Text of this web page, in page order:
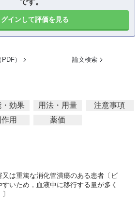
です。
グインして評価を見る
） 論文検索
効果 用法・用量
注意事項
用 薬価
は重篤な消化管潰瘍のある患者〔ビ
いため，血液中に移行する量が多く